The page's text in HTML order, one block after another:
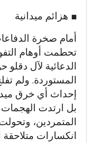
​■ هزائم ميدانية
أمام صخرة
تحطمت أوهام
الدعائية لآل
المستوردة. ولم
إحداث أي خرق
بل ارتدت الهجمات
المتمردين،
انكسارات